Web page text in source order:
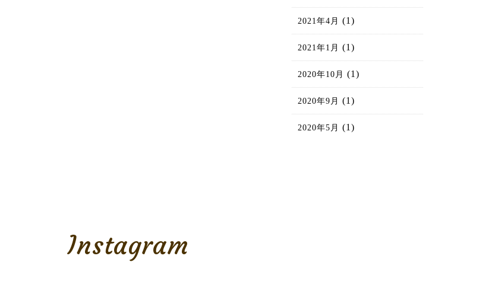
2021年4月 (1)
2021年1月 (1)
2020年10月 (1)
2020年9月 (1)
2020年5月 (1)
Instagram